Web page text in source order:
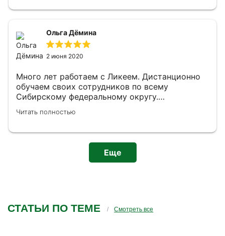
Ольга Дёмина
2 июня 2020
Много лет работаем с Ликеем. Дистанционно
обучаем своих сотрудников по всему
Сибирскому федеральному округу.
Качественно, быстро, удобно.
Клиентоориентированность Учебного Центра
внимание, помощь. Рекомендую всем!
Читать полностью
Еще
СТАТЬИ ПО ТЕМЕ Смотреть все